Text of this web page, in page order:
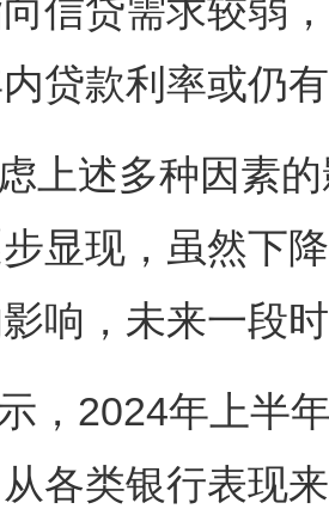
信贷需求较弱
贷款利率或仍
上述多种因素
显现，虽然下
响，未来一段
，2024年上半
各类银行表现